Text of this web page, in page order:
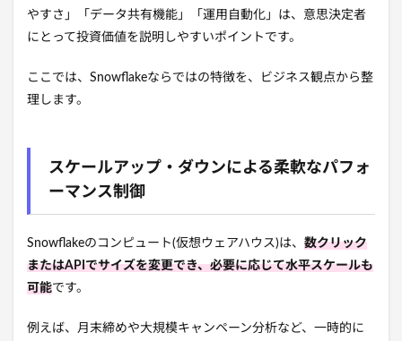
やすさ」「データ共有機能」「運用自動化」は、意思決定者
にとって投資価値を説明しやすいポイントです。
ここでは、Snowflakeならではの特徴を、ビジネス観点から整
理します。
スケールアップ・ダウンによる柔軟なパフォ
ーマンス制御
Snowflakeのコンピュート(仮想ウェアハウス)は、 数クリック
またはAPIでサイズを変更でき、必要に応じて水平スケールも
可能です。
例えば、月末締めや大規模キャンペーン分析など、一時的に